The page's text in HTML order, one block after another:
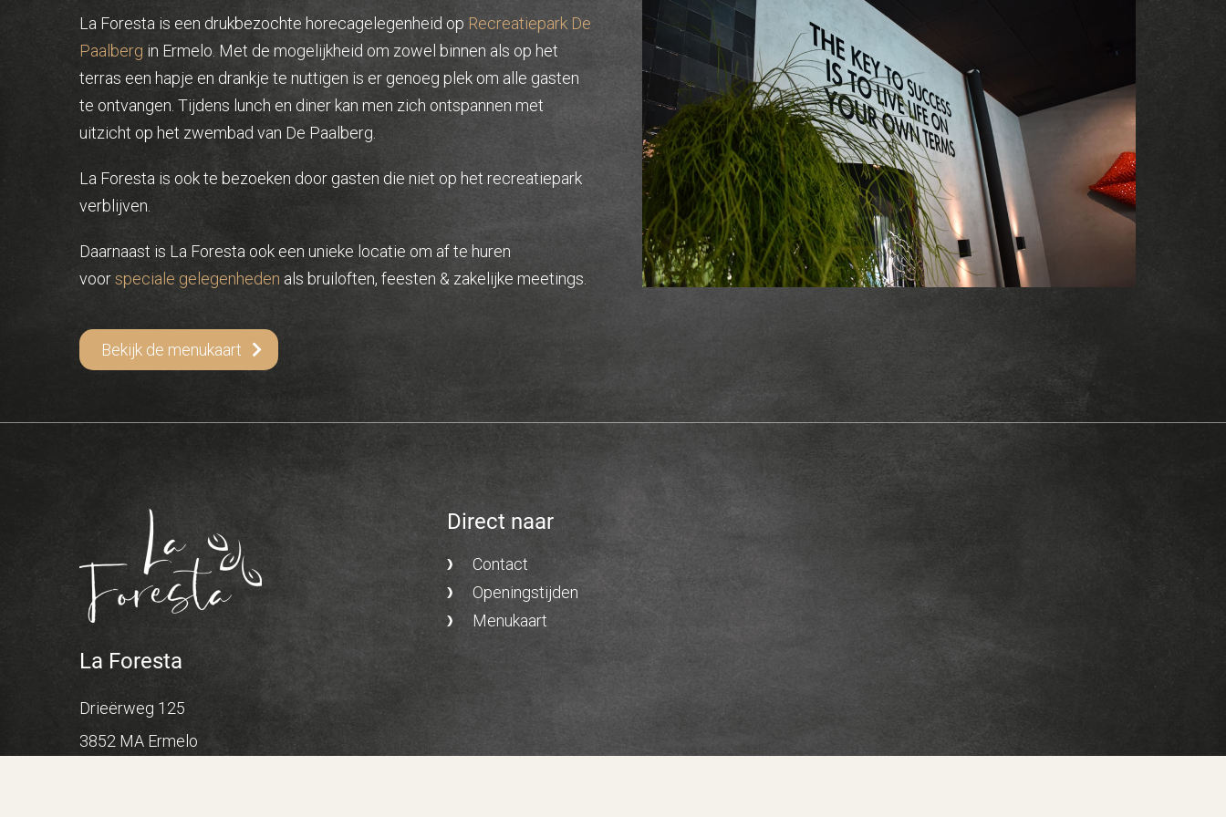
La Foresta is een drukbezochte horecagelegenheid op Recreatiepark De
Paalberg in Ermelo. Met de mogelijkheid om zowel binnen als op het
terras een hapje en drankje te nuttigen is er genoeg plek om alle gasten
te ontvangen. Tijdens lunch en diner kan men zich ontspannen met
uitzicht op het zwembad van De Paalberg.
La Foresta is ook te bezoeken door gasten die niet op het recreatiepark
verblijven.
Daarnaast is La Foresta ook een unieke locatie om af te huren
voorspeciale gelegenheden als bruiloften, feesten & zakelijke meetings.
Bekijk de menukaart
La Foresta
Drieërweg 125
3852 MA Ermelo
Direct naar
Contact
Openingstijden
Menukaart